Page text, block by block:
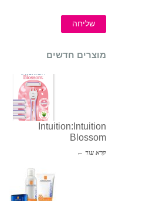
שליחה
מוצרים חדשים
Intuition:Intuition
Blossom
קרא עוד ←